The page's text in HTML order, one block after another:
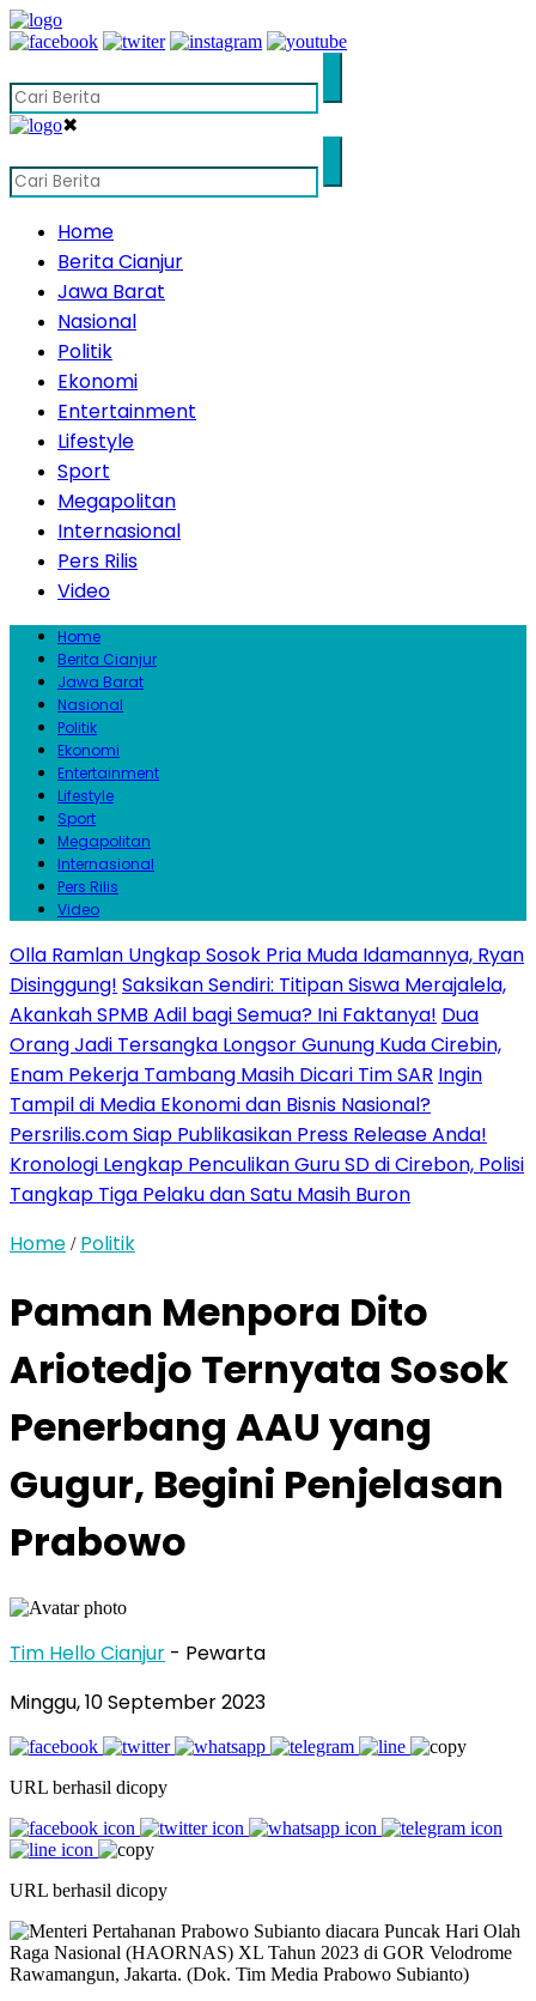
✖
Home
Berita Cianjur
Jawa Barat
Nasional
Politik
Ekonomi
Entertainment
Lifestyle
Sport
Megapolitan
Internasional
Pers Rilis
Video
Home
Berita Cianjur
Jawa Barat
Nasional
Politik
Ekonomi
Entertainment
Lifestyle
Sport
Megapolitan
Internasional
Pers Rilis
Video
Olla Ramlan Ungkap Sosok Pria Muda Idamannya, Ryan
Disinggung! Saksikan Sendiri: Titipan Siswa Merajalela,
Akankah SPMB Adil bagi Semua? Ini Faktanya! Dua
Orang Jadi Tersangka Longsor Gunung Kuda Cirebin,
Enam Pekerja Tambang Masih Dicari Tim SAR Ingin
Tampil di Media Ekonomi dan Bisnis Nasional?
Persrilis.com Siap Publikasikan Press Release Anda!
Kronologi Lengkap Penculikan Guru SD di Cirebon, Polisi
Tangkap Tiga Pelaku dan Satu Masih Buron
Home / Politik
Paman Menpora Dito
Ariotedjo Ternyata Sosok
Penerbang AAU yang
Gugur, Begini Penjelasan
Prabowo
Tim Hello Cianjur - Pewarta
Minggu, 10 September 2023
URL berhasil dicopy
URL berhasil dicopy